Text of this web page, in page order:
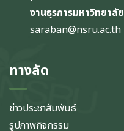
งานธุรการมหาวิทยาลัย
saraban@nsru.ac.th
ทางลัด
ข่าวประชาสัมพันธ์
รูปภาพกิจกรรม